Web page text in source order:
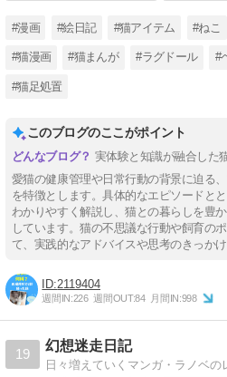
#漫画 #絵日記 #猫アイテム #ねこ
#猫漫画 #猫まんが #ラグドール #
#猫足処置
このブログのここがポイント
実体験と知識が融合した
愛猫の健康管理や日常行動の背景に迫る
を特徴とします。具体的なエピソードと
わかりやすく解説し、猫との暮らしを豊
しています。猫の不思議な行動や飼育の
て、実践的なアドバイスや思考のきっか
2119404
週間IN:226 週間OUT:84 月間IN:998
19
幻想迷走日記
日々増えていくマンガ・ラノベ